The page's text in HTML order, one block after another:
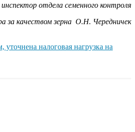
отдела семенного контроля
за качеством зерна О.Н. Чередничек
налоговая нагрузка на